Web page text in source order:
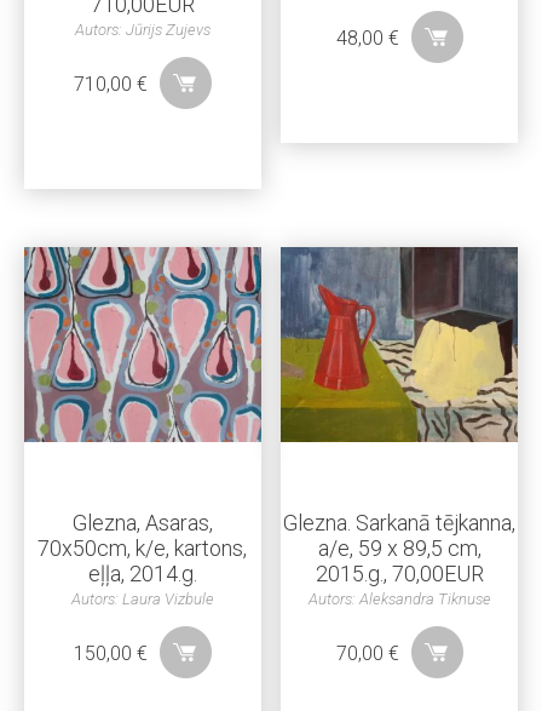
Autors: Jūrijs Zujevs
710,00 €
48,00 €
Glezna, Asaras,
70x50cm, k/e, kartons,
eļļa, 2014.g.
Autors: Laura Vizbule
150,00 €
Glezna. Sarkanā tējkanna,
a/e, 59 x 89,5 cm,
2015.g., 70,00EUR
Autors: Aleksandra Tiknuse
70,00 €